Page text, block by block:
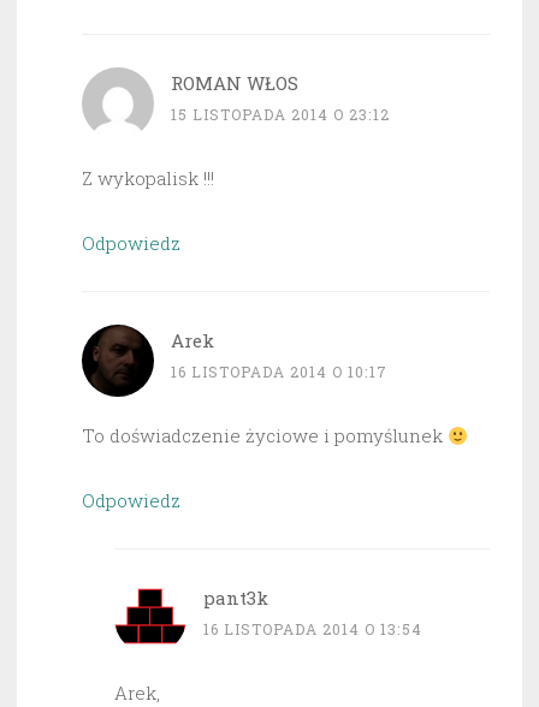
ROMAN WŁOS
15 LISTOPADA 2014 O 23:12
Z wykopalisk !!!
Odpowiedz
Arek
16 LISTOPADA 2014 O 10:17
To doświadczenie życiowe i pomyślunek
Odpowiedz
pant3k
16 LISTOPADA 2014 O 13:54
Arek,